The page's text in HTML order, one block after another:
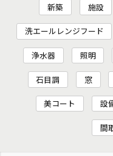
新築 施設
洗エールレンジフード
浄水器 照明
石目調 窓
美コート 設
間